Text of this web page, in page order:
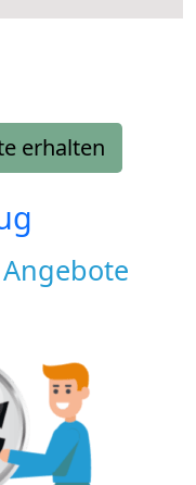
erhalten